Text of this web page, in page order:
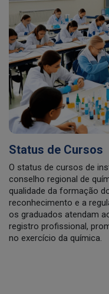
Status de Cursos
O status de cursos de
conselho regional de
qualidade da formação
reconhecimento e a
os graduados atendam
registro profissional,
no exercício da química.